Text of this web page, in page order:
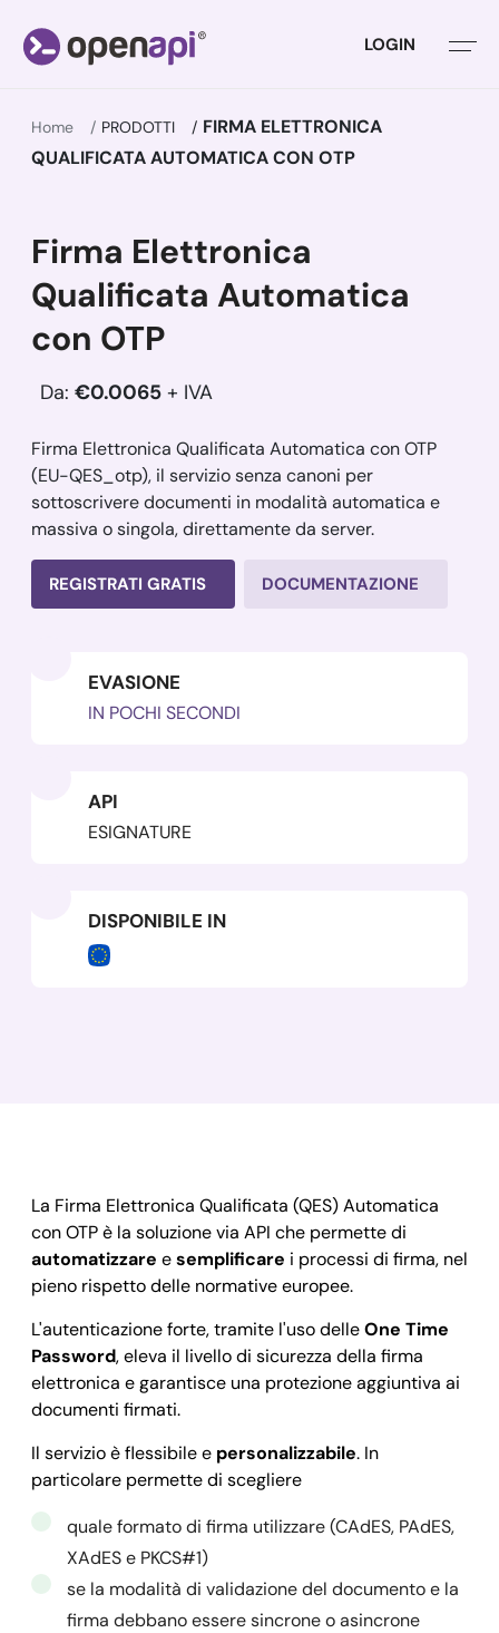
LOGIN
Home PRODOTTI
FIRMA ELETTRONICA
QUALIFICATA AUTOMATICA CON OTP
Firma Elettronica
Qualificata Automatica
con OTP
Da: €0.0065 + IVA
Firma Elettronica Qualificata Automatica con OTP
(EU-QES_otp), il servizio senza canoni per
sottoscrivere documenti in modalità automatica e
massiva o singola, direttamente da server.
REGISTRATI GRATIS DOCUMENTAZIONE
EVASIONE
IN POCHI SECONDI
API
ESIGNATURE
DISPONIBILE IN
La Firma Elettronica Qualificata (QES) Automatica
con OTP è la soluzione via API che permette di
automatizzare esemplificare i processi di firma, nel
pieno rispetto delle normative europee.
L'autenticazione forte, tramite l'uso delleOne Time
Password, eleva il livello di sicurezza della firma
elettronica e garantisce una protezione aggiuntiva ai
documenti firmati.
Il servizio è flessibile e personalizzabile. In
particolare permette di scegliere
quale formato di firma utilizzare (CAdES, PAdES,
XAdES e PKCS#1)
se la modalità di validazione del documento e la
firma debbano essere sincrone o asincrone